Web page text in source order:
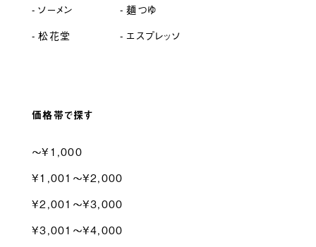
ソーメン
麺つゆ
松花堂
エスプレッソ
価格帯で探す
〜¥1,000
¥1,001〜¥2,000
¥2,001〜¥3,000
¥3,001〜¥4,000